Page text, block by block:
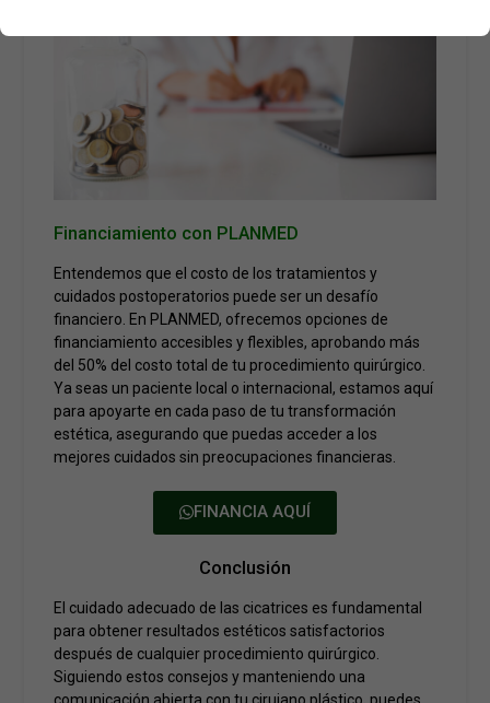
Financiamiento con PLANMED
Entendemos que el costo de los tratamientos y
cuidados postoperatorios puede ser un desafío
financiero. En PLANMED, ofrecemos opciones de
financiamiento accesibles y flexibles, aprobando más
del 50% del costo total de tu procedimiento quirúrgico.
Ya seas un paciente local o internacional, estamos aquí
para apoyarte en cada paso de tu transformación
estética, asegurando que puedas acceder a los
mejores cuidados sin preocupaciones financieras.
FINANCIA AQUÍ
Conclusión
El cuidado adecuado de las cicatrices es fundamental
para obtener resultados estéticos satisfactorios
después de cualquier procedimiento quirúrgico.
Siguiendo estos consejos y manteniendo una
comunicación abierta con tu cirujano plástico, puedes